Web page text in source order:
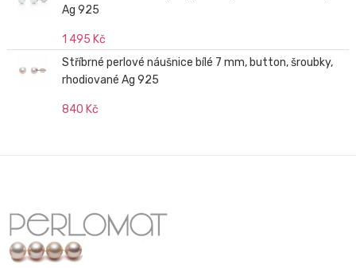
Ag 925
1 495 Kč
Stříbrné perlové náušnice bílé 7 mm, button, šroubky,
rhodiované Ag 925
840 Kč